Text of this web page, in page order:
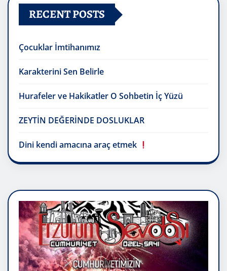
RECENT POSTS
Çocuklar İmtihanımız
Karakterini Sen Belirle
Hurafeler ve Hakikatler O Sohbetin İç Yüzü
ZEYTİN DEĞERİNDE DOSLUKLAR
Dini kendi amacına araç etmek